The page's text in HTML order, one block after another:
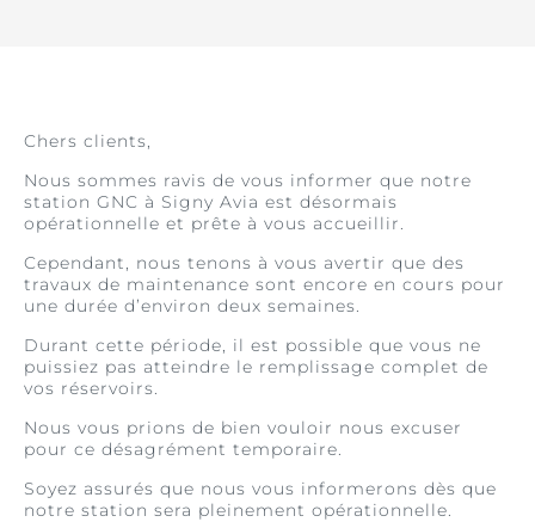
Chers clients,
Nous sommes ravis de vous informer que notre
station GNC à Signy Avia est désormais
opérationnelle et prête à vous accueillir.
Cependant, nous tenons à vous avertir que des
travaux de maintenance sont encore en cours pour
une durée d’environ deux semaines.
Durant cette période, il est possible que vous ne
puissiez pas atteindre le remplissage complet de
vos réservoirs.
Nous vous prions de bien vouloir nous excuser
pour ce désagrément temporaire.
Soyez assurés que nous vous informerons dès que
notre station sera pleinement opérationnelle.